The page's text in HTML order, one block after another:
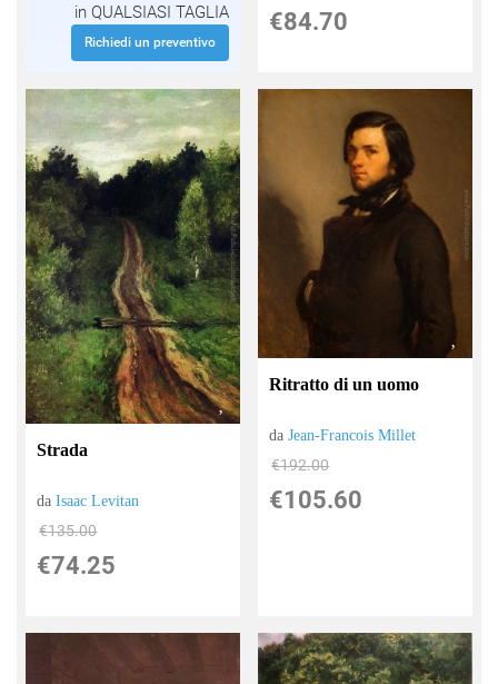
in QUALSIASI TAGLIA
Richiedi un preventivo
€84.70
Strada
daIsaac Levitan
€135.00
€74.25
Ritratto di un uomo
daJean-Francois Millet
€192.00
€105.60